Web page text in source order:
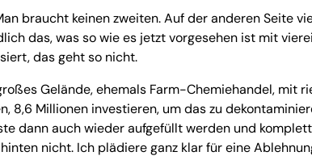
braucht keinen zweiten. Auf der anderen Seite
das, was so wie es jetzt vorgesehen ist mit
das geht so nicht.
Gelände, ehemals Farm-Chemiehandel, mit
Millionen investieren, um das zu
dann auch wieder aufgefüllt werden und
nicht. Ich plädiere ganz klar für eine